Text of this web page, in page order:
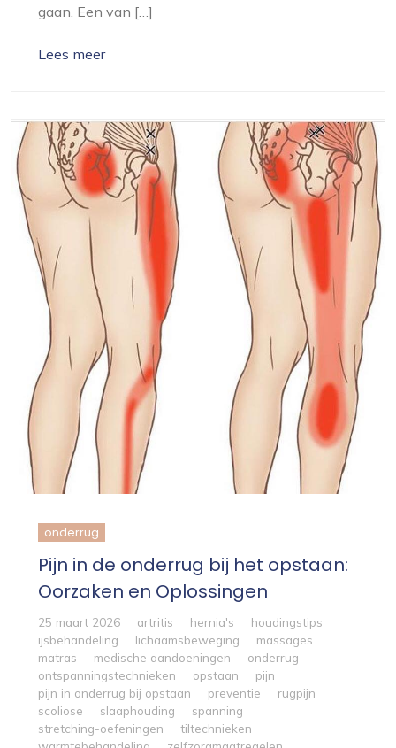
gaan. Een van […]
Lees meer
onderrug
Pijn in de onderrug bij het opstaan:
Oorzaken en Oplossingen
25 maart 2026 artritis hernia's
houdingstips
ijsbehandeling
lichaamsbeweging
massages
matras
medische aandoeningen
onderrug
ontspanningstechnieken
opstaan
pijn
pijn in onderrug bij opstaan
preventie
rugpijn
scoliose
slaaphouding
spanning
stretching-oefeningen
tiltechnieken